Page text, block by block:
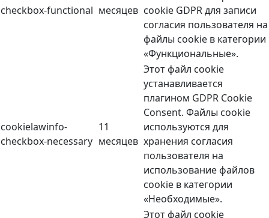
checkbox-functional месяцев cookie GDPR для записи
согласия пользователя на
файлы cookie в категории
«Функциональные».
cookielawinfo-
checkbox-necessary
11
месяцев
Этот файл cookie
устанавливается
плагином GDPR Cookie
Consent. Файлы cookie
используются для
хранения согласия
пользователя на
использование файлов
cookie в категории
«Необходимые».
Этот файл cookie